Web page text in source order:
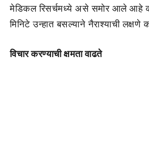
मेडिकल रिसर्चमध्ये असे समोर आले आहे
मिनिटे उन्हात बसल्याने नैराश्याची
विचार करण्याची क्षमता वाढते